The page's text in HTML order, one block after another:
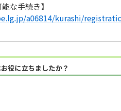
な手続き】
a06814/kurashi/
役に立ちましたか？